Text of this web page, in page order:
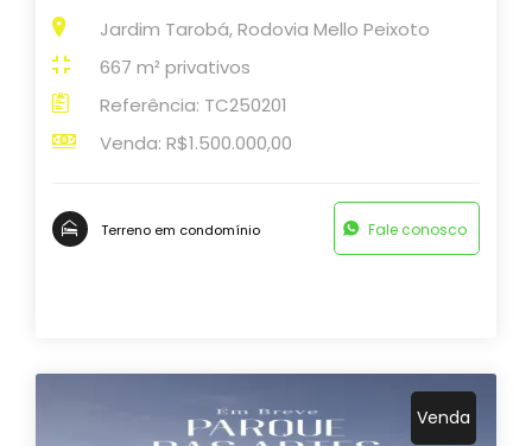
Jardim Tarobá, Rodovia Mello Peixoto
667 m² privativos
Referência: TC250201
Venda: R$1.500.000,00
Terreno em condomínio Fale conosco
Venda